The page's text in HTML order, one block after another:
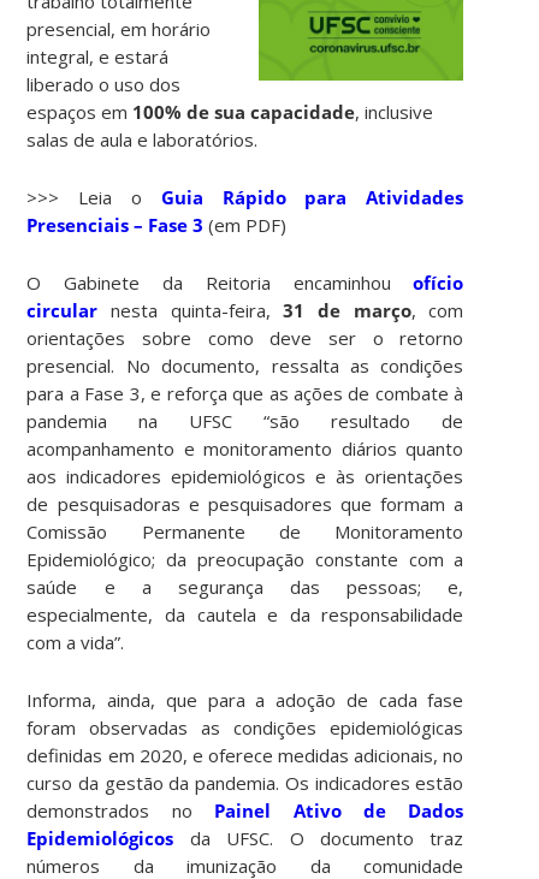
presencial, em horário
integral, e estará
liberado o uso dos
espaços em 100% de sua capacidade, inclusive
salas de aula e laboratórios.
>>> Leia o Guia Rápido para Atividades
Presenciais – Fase 3 (em PDF)
O Gabinete da Reitoria encaminhouofício
circular nesta quinta-feira,31 de março, com
orientações sobre como deve ser o retorno
presencial. No documento, ressalta as condições
para a Fase 3, e reforça que as ações de combate à
pandemia na UFSC “são resultado de
acompanhamento e monitoramento diários quanto
aos indicadores epidemiológicos e às orientações
de pesquisadoras e pesquisadores que formam a
Comissão Permanente de Monitoramento
Epidemiológico; da preocupação constante com a
saúde e a segurança das pessoas; e,
especialmente, da cautela e da responsabilidade
com a vida”.
Informa, ainda, que para a adoção de cada fase
foram observadas as condições epidemiológicas
definidas em 2020, e oferece medidas adicionais, no
curso da gestão da pandemia. Os indicadores estão
demonstrados no Painel Ativo de Dados
Epidemiológicos da UFSC. O documento traz
números da imunização da comunidade